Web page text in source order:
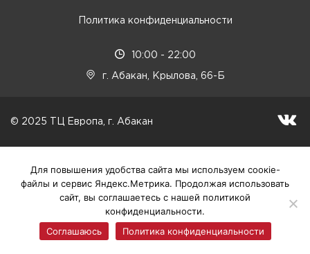
Политика конфиденциальности
10:00 - 22:00
г. Абакан, Крылова, 66-Б
© 2025 ТЦ Европа, г. Абакан
Для повышения удобства сайта мы используем соокіе-
файлы и сервис Яндекс.Метрика. Продолжая использовать
сайт, вы соглашаетесь с нашей политикой
конфиденциальности.
Соглашаюсь
Политика конфиденциальности